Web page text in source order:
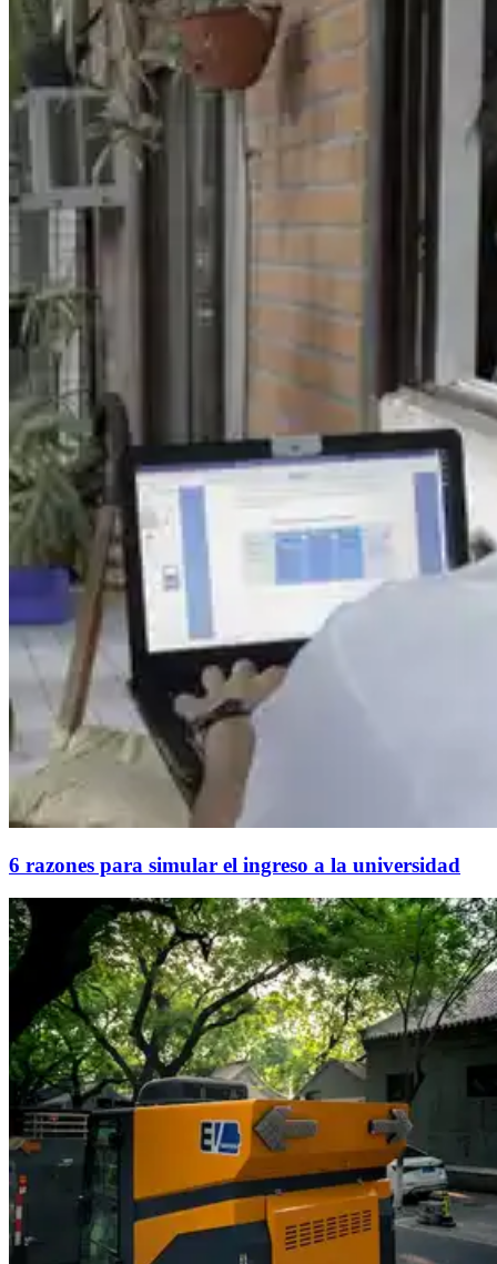
6 razones para simular el ingreso a la universidad